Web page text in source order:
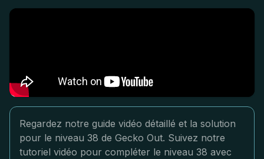
Regardez notre guide vidéo détaillé et la solution
pour le niveau 38 de Gecko Out. Suivez notre
tutoriel vidéo pour compléter le niveau 38 avec